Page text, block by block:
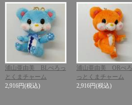
浦山亜由美 BLぺろっ
とくまチャーム
2,916円(税込)
浦山亜由美 ORぺろ
っとくまチャーム
2,916円(税込)